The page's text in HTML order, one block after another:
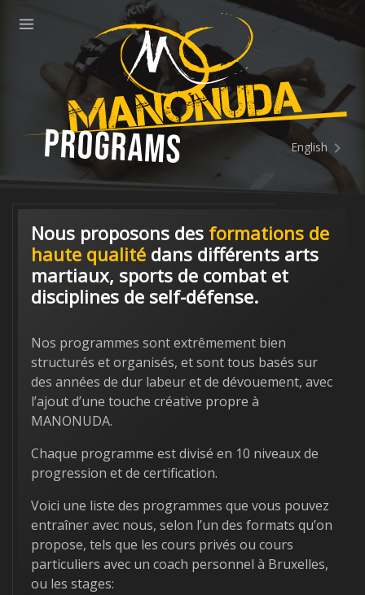
Menu
Manonuda
Programs English
Nous proposons des formations de
haute qualité dans différents arts
martiaux, sports de combat et
disciplines de self-défense.
Nos programmes sont extrêmement bien
structurés et organisés, et sont tous basés sur
des années de dur labeur et de dévouement, avec
l’ajout d’une touche créative propre à
MANONUDA.
Chaque programme est divisé en 10 niveaux de
progression et de certification.
Voici une liste des programmes que vous pouvez
entraîner avec nous, selon l’un des formats qu’on
propose, tels que les cours privés ou cours
particuliers avec un coach personnel à Bruxelles,
ou les stages: